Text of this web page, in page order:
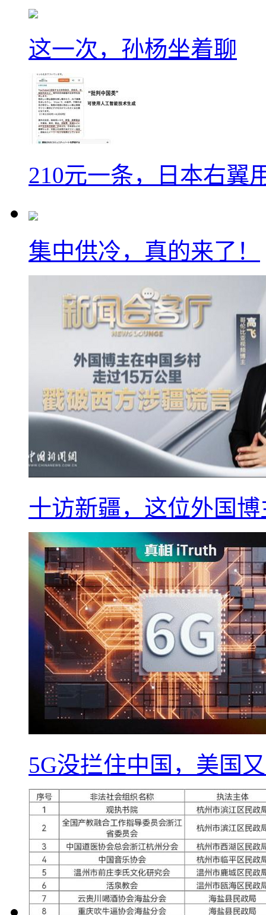
这一次，孙杨坐着聊
210元一条，日本右翼
集中供冷，真的来了！
十访新疆，这位外国
5G没拦住中国，美国